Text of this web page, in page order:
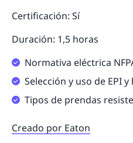
Certificación: Sí
Duración: 1,5 horas
Normativa eléctrica
Selección y uso de EPI
Tipos de prendas
Creado por Eaton